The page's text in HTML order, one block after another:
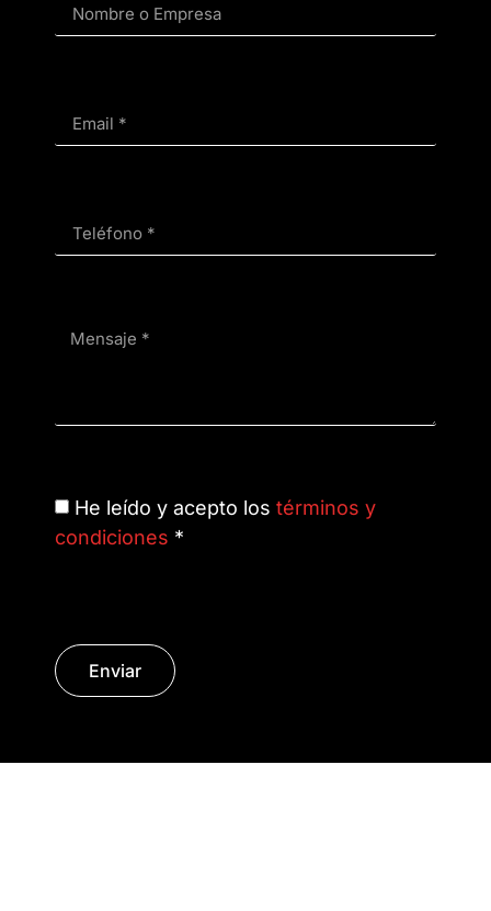
He leído y acepto los términos y
condiciones *
Enviar